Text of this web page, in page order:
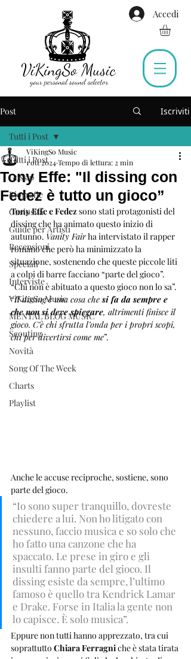
Accedi
Post Iscriviti
Tutti i Post
Gossip
Biografie
Curiosità
Guide per Artisti
Recensioni
Speciali
Interviste
ViKingSo Music
MENTAL BLOG MUSIC
Scouting
Novità
Song Of The Week
Charts
Playlist
Tutti i Post
Tony Effe: "Il dissing con
Fedez è tutto un gioco”
ViKingSo Music
1 ott 2024Tempo di lettura: 2 min
Tony Effe e Fedez sono stati protagonisti del
dissing che ha animato questo inizio di
autunno. Vanity Fair ha intervistato il rapper
romano che però ha minimizzato la
situazione, sostenendo che queste piccole liti
a colpi di barre facciano “parte del gioco”.
“Chi non è abituato a questo gioco non lo sa”.
“Il dissing è una cosa che si fa da sempre e
che non si deve spiegare, altrimenti finisce il
gioco. C’è chi sfrutta l’onda per i propri scopi,
chi per divertirsi come me”.
Anche le accuse reciproche, sostiene, sono
parte del gioco.
“Io sono super tranquillo, dovreste
chiedere a lui. Non ho litigato con
nessuno, faccio musica e so solo che
ho fatto una canzone che ha
spaccato. Le prese in giro e gli
insulti fanno parte del gioco. Il
dissing esiste da sempre, l’ultimo
famoso è quello tra Kendrick Lamar
e Drake. Forse in Italia la gente non
lo capisce. È solo musica”.
Eppure non tutti hanno apprezzato, tra cui
soprattutto Chiara Ferragni che è stata tirata